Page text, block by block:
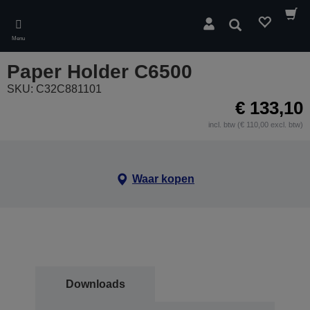
main
content
Menu
Zoeken
Paper Holder C6500
SKU: C32C881101
€ 133,10
incl. btw (€ 110,00 excl. btw)
Waar kopen
Downloads